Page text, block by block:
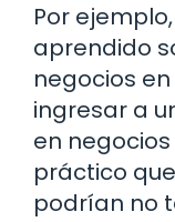
Por
aprendido
negocios
ingresar a
en
práctico
podrían no